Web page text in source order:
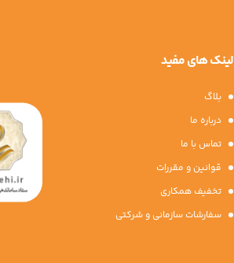
لینک های مفید
بلاگ
درباره ما
تماس با ما
قوانین و مقررات
تخفیف همکاری
سفارشات سازمانی و شرکتی